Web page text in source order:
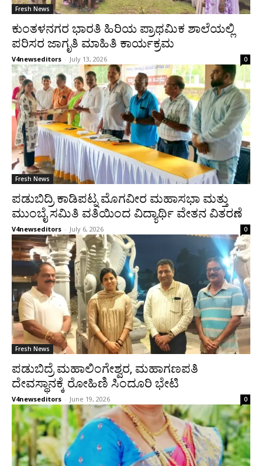
Fresh News
ಕುಂತಳನಗರ ಭಾರತಿ ಹಿರಿಯ ಪ್ರಾಥಮಿಕ ಶಾಲೆಯಲ್ಲಿ
ಪರಿಸರ ಜಾಗೃತಿ ಮಾಹಿತಿ ಕಾರ್ಯಕ್ರಮ
V4newseditors - July 13, 2026 0
Fresh News
ಪಡುಬಿದ್ರಿ ಕಾಡಿಪಟ್ನ ಮೊಗವೀರ ಮಹಾಸಭಾ ಮತ್ತು
ಮುಂಬೈ ಸಮಿತಿ ವತಿಯಿಂದ ವಿದ್ಯಾರ್ಥಿ ವೇತನ ವಿತರಣೆ
V4newseditors - July 6, 2026 0
Fresh News
ಪಡುಬಿದ್ರೆ ಮಹಾಲಿಂಗೇಶ್ವರ, ಮಹಾಗಣಪತಿ
ದೇವಸ್ಥಾನಕ್ಕೆ ರೋಹಿಣಿ ಸಿಂದೂರಿ ಭೇಟಿ
V4newseditors - June 19, 2026 0